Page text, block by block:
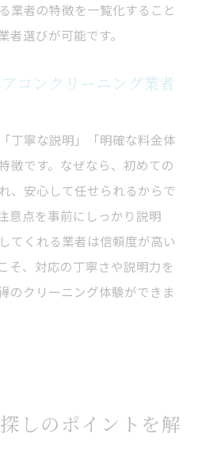
コンクリーニング業者の見
ング業者選びで失敗しな
認するエアコンクリーニ
ング業者失敗例から学ぶ
すべきエアコンクリーニ
を比較するコツ
ニング業者の見積もりを賢
業者の特徴を一覧化すること
者選びが可能です。
コンクリーニング業者
丁寧な説明」「明確な料金体
徴です。なぜなら、初めての
、安心して任せられるからで
意点を事前にしっかり説明
てくれる業者は信頼度が高い
そ、対応の丁寧さや説明力を
のクリーニング体験ができま
しのポイントを解